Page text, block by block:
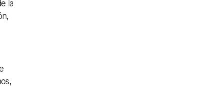
la